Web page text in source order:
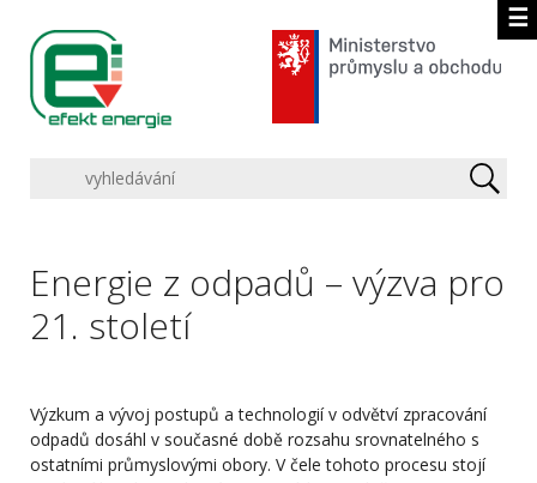
☰
Energie z odpadů – výzva pro
21. století
Výzkum a vývoj postupů a technologií v odvětví zpracování
odpadů dosáhl v současné době rozsahu srovnatelného s
ostatními průmyslovými obory. V čele tohoto procesu stojí